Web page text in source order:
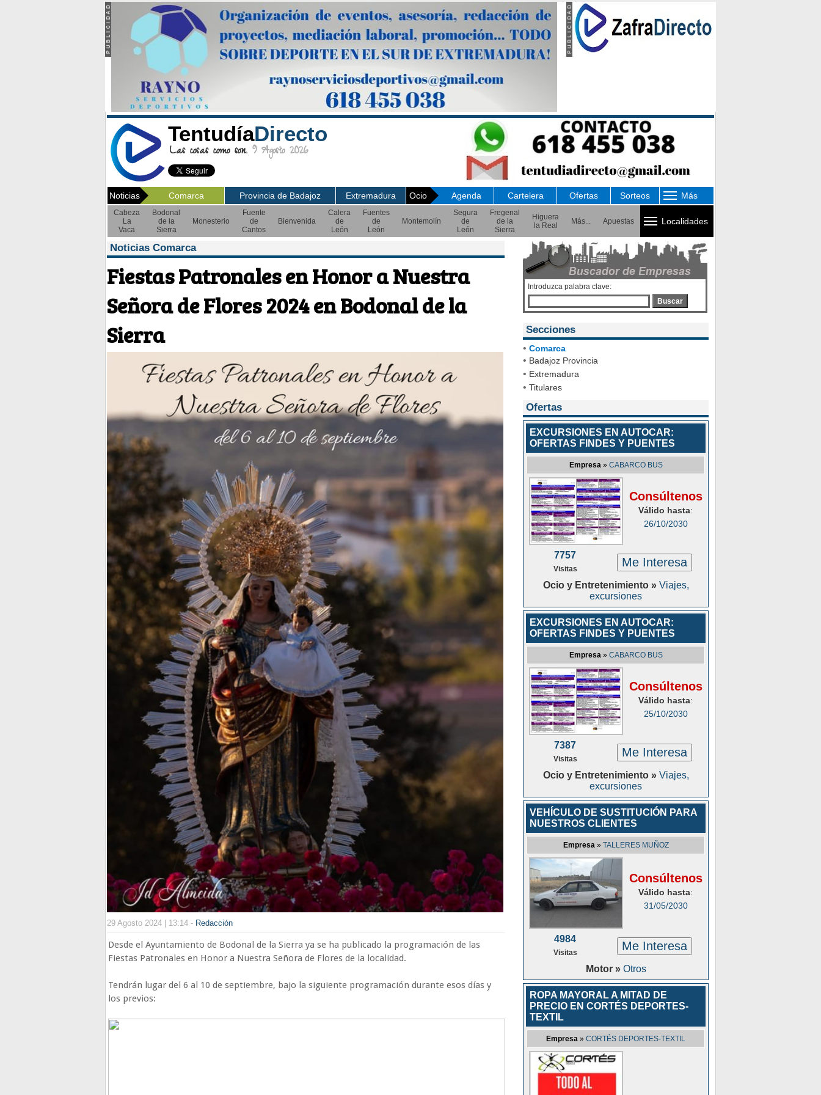
TentudíaDirecto
Las cosas como son. 9 Agosto 2026
Noticias Comarca Provincia de Badajoz Extremadura Ocio Agenda Cartelera Ofertas Sorteos Más
Cabeza
La
Vaca
Bodonal
de la
Sierra
Monesterio
Fuente
de
Cantos
Bienvenida
Calera
de
León
Fuentes
de
León
Montemolín
Segura
de
León
Fregenal
de la
Sierra
Higuera
la Real
Más... Apuestas Localidades
Noticias Comarca
Fiestas Patronales en Honor a Nuestra
Señora de Flores 2024 en Bodonal de la
Sierra
29 Agosto 2024 | 13:14 - Redacción
Desde el Ayuntamiento de Bodonal de la Sierra ya se ha publicado la programación de las
Fiestas Patronales en Honor a Nuestra Señora de Flores de la localidad.
Tendrán lugar del 6 al 10 de septiembre, bajo la siguiente programación durante esos días y
los previos:
Introduzca palabra clave:
Buscar
Secciones
• Comarca
• Badajoz Provincia
• Extremadura
• Titulares
Ofertas
EXCURSIONES EN AUTOCAR:
OFERTAS FINDES Y PUENTES
Empresa» CABARCO BUS
Consúltenos
Válido hasta:
26/10/2030
7757
Visitas Me Interesa
Ocio y Entretenimiento » Viajes,
excursiones
EXCURSIONES EN AUTOCAR:
OFERTAS FINDES Y PUENTES
Empresa» CABARCO BUS
Consúltenos
Válido hasta:
25/10/2030
7387
Visitas Me Interesa
Ocio y Entretenimiento » Viajes,
excursiones
VEHÍCULO DE SUSTITUCIÓN PARA
NUESTROS CLIENTES
Empresa» TALLERES MUÑOZ
Consúltenos
Válido hasta:
31/05/2030
4984
Visitas Me Interesa
Motor » Otros
ROPA MAYORAL A MITAD DE
PRECIO EN CORTÉS DEPORTES-
TEXTIL
Empresa » CORTÉS DEPORTES-TEXTIL